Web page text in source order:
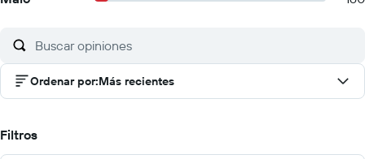
Ordenar por:Más recientes
Filtros